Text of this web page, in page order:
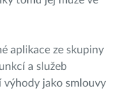
aplikace ze skupiny
a služeb
jako smlouvy